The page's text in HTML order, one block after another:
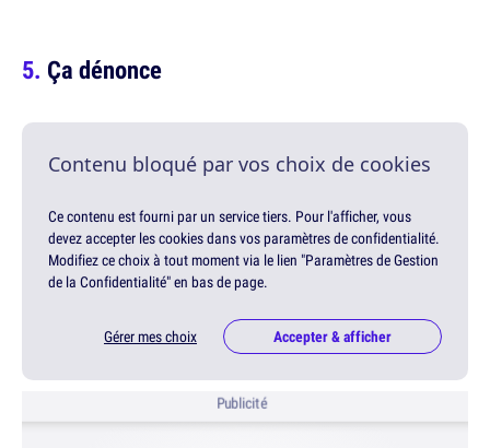
Ça dénonce
Contenu bloqué par vos choix de cookies
Ce contenu est fourni par un service tiers. Pour l'afficher, vous
devez accepter les cookies dans vos paramètres de confidentialité.
Modifiez ce choix à tout moment via le lien "Paramètres de Gestion
de la Confidentialité" en bas de page.
Gérer mes choix Accepter & afficher
Publicité